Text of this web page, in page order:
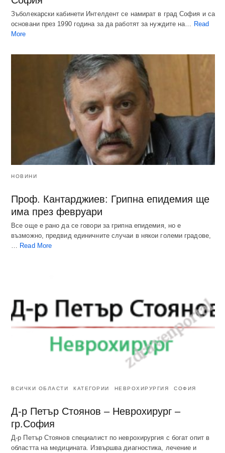
Зъболекарски кабинети Интелдент се намират в град София и са
основани през 1990 година за да работят за нуждите на… Read
More
НОВИНИ
Проф. Кантарджиев: Грипна епидемия ще
има през февруари
Все още е рано да се говори за грипна епидемия, но е
възможно, предвид единичните случаи в някои големи градове,
… Read More
ВСИЧКИ ОБЛАСТИ КАТЕГОРИИ НЕВРОХИРУРГИЯ СОФИЯ
Д-р Петър Стоянов – Неврохирург –
гр.София
Д-р Петър Стоянов специалист по неврохирургия с богат опит в
областта на медицината. Извършва диагностика, лечение и